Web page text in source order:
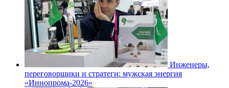
Инженеры,
переговорщики и стратеги: мужская энергия
«Иннопрома-2026»